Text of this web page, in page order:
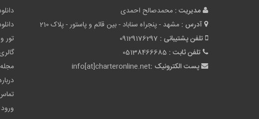
مدیریت : محمدصالح احمدی
آدرس : مشهد - پنجراه سناباد - بین قائم و پاستور - پلاک 210
تلفن پشتیبانی : 09129176297
تلفن ثابت : 05138466685
پست الکترونیک :info[at]charteronline.net
تور
ورود